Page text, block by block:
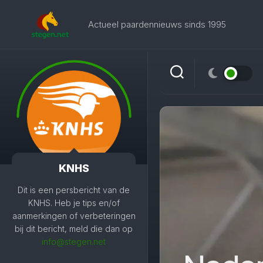
Actueel paardennieuws sinds 1995
KNHS
Dit is een persbericht van de
KNHS. Heb je tips en/of
aanmerkingen of verbeteringen
bij dit bericht, meld die dan op
info@stegen.net